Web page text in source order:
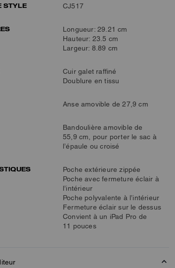
STYLE
CJ517
Longueur: 29.21 cm
Hauteur: 23.5 cm
Largeur: 8.89 cm
Cuir galet raffiné
Doublure en tissu
Anse amovible de 27,9 cm
Bandoulière amovible de
55,9 cm, pour porter le sac à
l’épaule ou croisé
Poche extérieure zippée
Poche avec fermeture éclair à
l’intérieur
Poche polyvalente à l’intérieur
Fermeture éclair sur le dessus
Convient à un iPad Pro de
11 pouces